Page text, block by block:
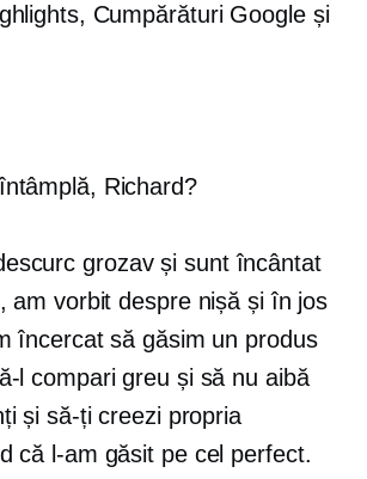
Cumpărături Google și
Richard?
grozav și sunt încântat
am vorbit despre nișă și în jos
încercat să găsim un produs
l compari greu și să nu aibă
și să-ți creezi propria
că l-am găsit pe cel perfect.